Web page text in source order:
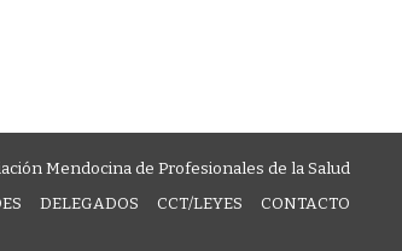
Mendocina de Profesionales de la Salud
DELEGADOS CCT/LEYES CONTACTO